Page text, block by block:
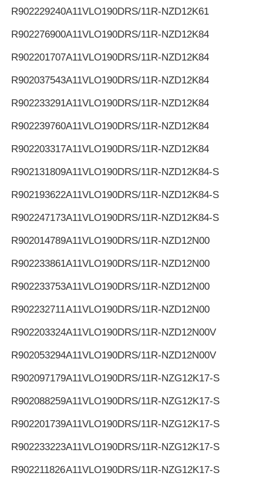
R902229240A11VLO190DRS/11R-NZD12K61
R902276900A11VLO190DRS/11R-NZD12K84
R902201707A11VLO190DRS/11R-NZD12K84
R902037543A11VLO190DRS/11R-NZD12K84
R902233291A11VLO190DRS/11R-NZD12K84
R902239760A11VLO190DRS/11R-NZD12K84
R902203317A11VLO190DRS/11R-NZD12K84
R902131809A11VLO190DRS/11R-NZD12K84-S
R902193622A11VLO190DRS/11R-NZD12K84-S
R902247173A11VLO190DRS/11R-NZD12K84-S
R902014789A11VLO190DRS/11R-NZD12N00
R902233861A11VLO190DRS/11R-NZD12N00
R902233753A11VLO190DRS/11R-NZD12N00
R902232711A11VLO190DRS/11R-NZD12N00
R902203324A11VLO190DRS/11R-NZD12N00V
R902053294A11VLO190DRS/11R-NZD12N00V
R902097179A11VLO190DRS/11R-NZG12K17-S
R902088259A11VLO190DRS/11R-NZG12K17-S
R902201739A11VLO190DRS/11R-NZG12K17-S
R902233223A11VLO190DRS/11R-NZG12K17-S
R902211826A11VLO190DRS/11R-NZG12K17-S